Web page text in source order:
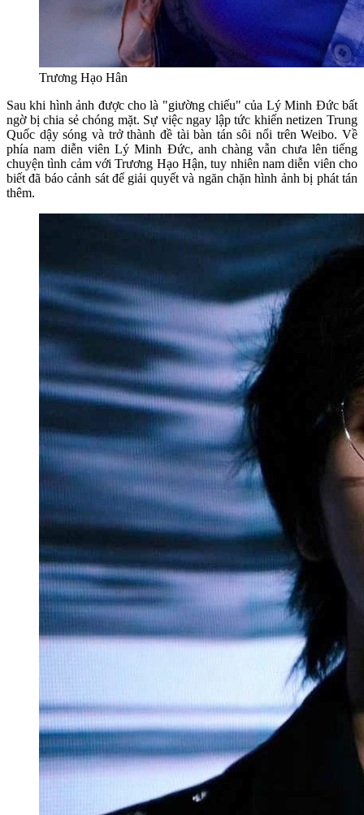
Trương Hạo Hân
Sau khi hình ảnh được cho là "giường chiếu" của Lý Minh Đức bất
ngờ bị chia sẻ chóng mặt. Sự việc ngay lập tức khiến netizen Trung
Quốc dậy sóng và trở thành đề tài bàn tán sôi nổi trên Weibo. Về
phía nam diễn viên Lý Minh Đức, anh chàng vẫn chưa lên tiếng
chuyện tình cảm với Trương Hạo Hận, tuy nhiên nam diễn viên cho
biết đã báo cảnh sát để giải quyết và ngăn chặn hình ảnh bị phát tán
thêm.